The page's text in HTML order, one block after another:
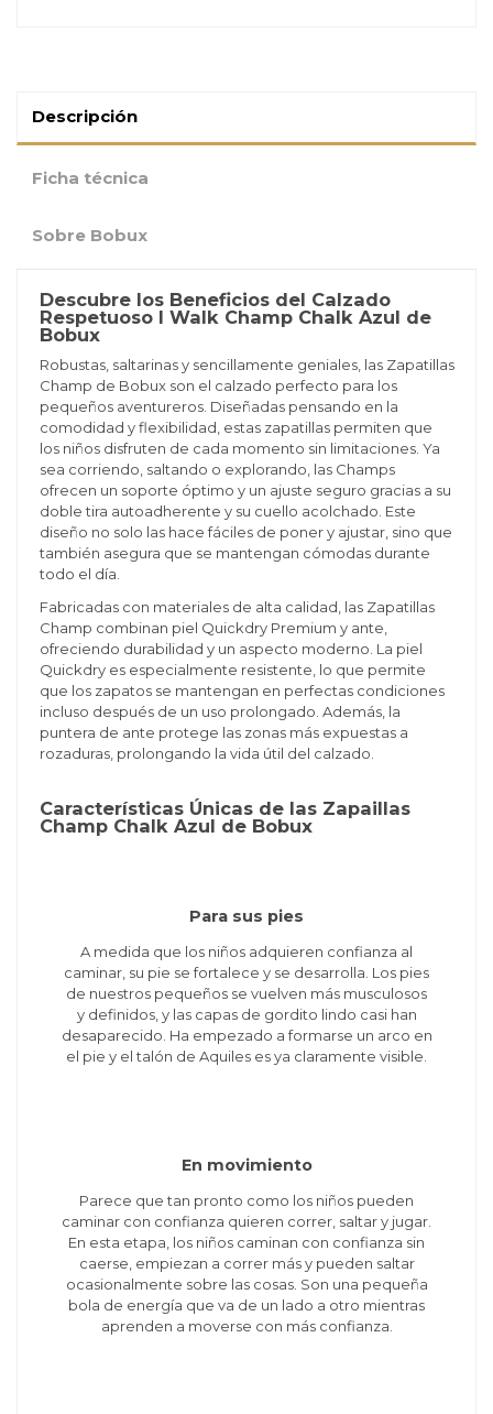
Descripción
Ficha técnica
Sobre Bobux
Descubre los Beneficios del Calzado
Respetuoso I Walk Champ Chalk Azul de
Bobux
Robustas, saltarinas y sencillamente geniales, las Zapatillas
Champ de Bobux son el calzado perfecto para los
pequeños aventureros. Diseñadas pensando en la
comodidad y flexibilidad, estas zapatillas permiten que
los niños disfruten de cada momento sin limitaciones. Ya
sea corriendo, saltando o explorando, las Champs
ofrecen un soporte óptimo y un ajuste seguro gracias a su
doble tira autoadherente y su cuello acolchado. Este
diseño no solo las hace fáciles de poner y ajustar, sino que
también asegura que se mantengan cómodas durante
todo el día.
Fabricadas con materiales de alta calidad, las Zapatillas
Champ combinan piel Quickdry Premium y ante,
ofreciendo durabilidad y un aspecto moderno. La piel
Quickdry es especialmente resistente, lo que permite
que los zapatos se mantengan en perfectas condiciones
incluso después de un uso prolongado. Además, la
puntera de ante protege las zonas más expuestas a
rozaduras, prolongando la vida útil del calzado.
Características Únicas de las Zapaillas
Champ Chalk Azul de Bobux
Para sus pies
A medida que los niños adquieren confianza al
caminar, su pie se fortalece y se desarrolla. Los pies
de nuestros pequeños se vuelven más musculosos
y definidos, y las capas de gordito lindo casi han
desaparecido. Ha empezado a formarse un arco en
el pie y el talón de Aquiles es ya claramente visible.
En movimiento
Parece que tan pronto como los niños pueden
caminar con confianza quieren correr, saltar y jugar.
En esta etapa, los niños caminan con confianza sin
caerse, empiezan a correr más y pueden saltar
ocasionalmente sobre las cosas. Son una pequeña
bola de energía que va de un lado a otro mientras
aprenden a moverse con más confianza.